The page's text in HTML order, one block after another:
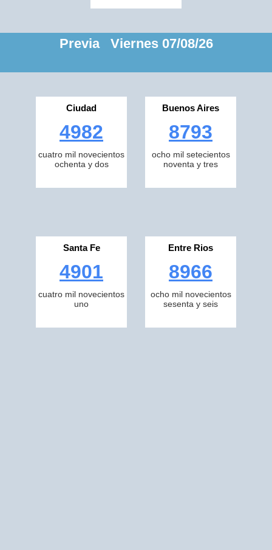
Previa Viernes 07/08/26
Ciudad
4982
cuatro mil novecientos
ochenta y dos
Buenos Aires
8793
ocho mil setecientos
noventa y tres
Santa Fe
4901
cuatro mil novecientos
uno
Entre Rios
8966
ocho mil novecientos
sesenta y seis